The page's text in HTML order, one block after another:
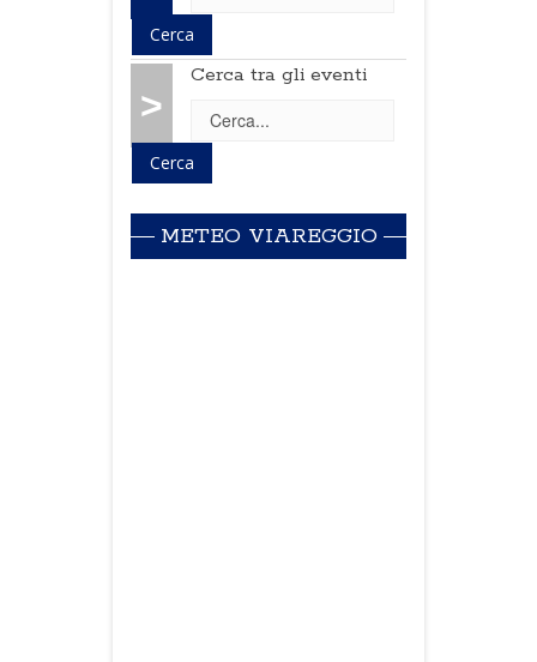
>
Cerca tra gli eventi
METEO VIAREGGIO